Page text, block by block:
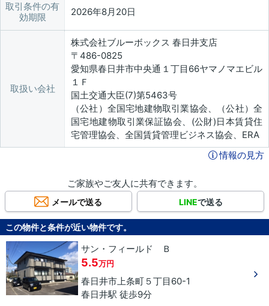
取引条件の有
効期限
2026年8月20日
取扱い会社
株式会社ブルーボックス 春日井支店
〒486-0825
愛知県春日井市中央通１丁目66ヤマノマエビル
１Ｆ
国土交通大臣(7)第5463号
（公社）全国宅地建物取引業協会、（公社）全
国宅地建物取引業保証協会、(公財)日本賃貸住
宅管理協会、全国賃貸管理ビジネス協会、ERA
情報の見方
ご家族やご友人に共有できます。
メールで送る LINEで送る
この物件と条件が近い物件です。
サン・フィールド Ｂ
5.5万円
春日井市上条町 ５丁目 60-1
春日井駅 徒歩9分